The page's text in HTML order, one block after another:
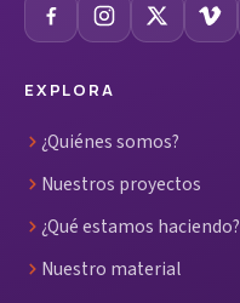
EXPLORA
¿Quiénes somos?
Nuestros proyectos
¿Qué estamos haciendo?
Nuestro material